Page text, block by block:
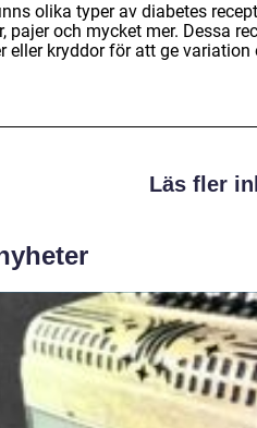
olika typer av diabetes
pajer och mycket mer. Dessa
eller kryddor för att ge
Läs fler